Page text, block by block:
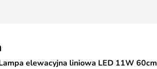
elewacyjna liniowa LED 11W 60cm